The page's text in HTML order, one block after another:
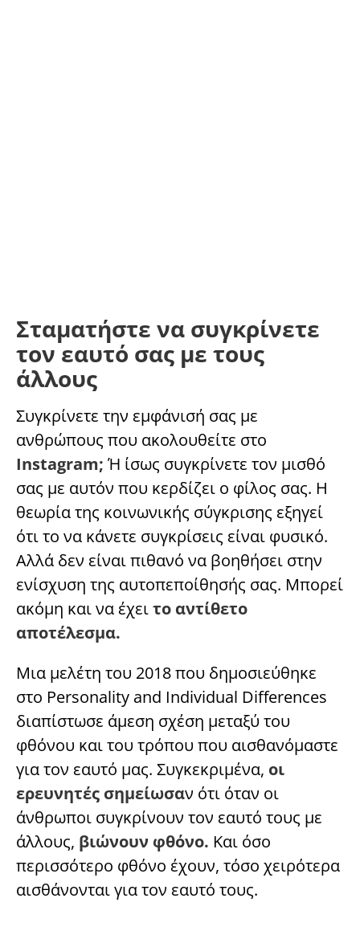
Σταματήστε να συγκρίνετε
τον εαυτό σας με τους
άλλους
Συγκρίνετε την εμφάνισή σας με
ανθρώπους που ακολουθείτε στο
Instagram; Ή ίσως συγκρίνετε τον μισθό
σας με αυτόν που κερδίζει ο φίλος σας. Η
θεωρία της κοινωνικής σύγκρισης εξηγεί
ότι το να κάνετε συγκρίσεις είναι φυσικό.
Αλλά δεν είναι πιθανό να βοηθήσει στην
ενίσχυση της αυτοπεποίθησής σας. Μπορεί
ακόμη και να έχειτο αντίθετο
αποτέλεσμα.
Μια μελέτη του 2018 που δημοσιεύθηκε
στο Personality and Individual Differences
διαπίστωσε άμεση σχέση μεταξύ του
φθόνου και του τρόπου που αισθανόμαστε
για τον εαυτό μας. Συγκεκριμένα, οι
ερευνητές σημείωσαν ότι όταν οι
άνθρωποι συγκρίνουν τον εαυτό τους με
άλλους, βιώνουν φθόνο. Και όσο
περισσότερο φθόνο έχουν, τόσο χειρότερα
αισθάνονται για τον εαυτό τους.